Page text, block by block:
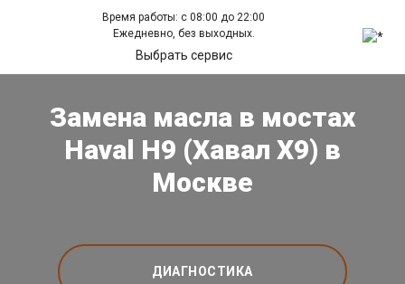
Время работы: с 08:00 до 22:00
Ежедневно, без выходных.
Выбрать сервис
Замена масла в мостах
Haval H9 (Хавал Х9) в
Москве
ДИАГНОСТИКА